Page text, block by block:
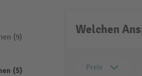
(9)
(5)
Welchen
Preis